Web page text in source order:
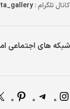
کانال تلگرام :
شبکه های اجتماعی